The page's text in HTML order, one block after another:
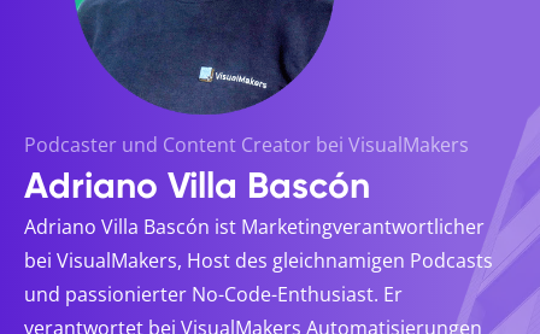
Podcaster und Content Creator bei VisualMakers
Adriano Villa Bascón
Adriano Villa Bascón ist Marketingverantwortlicher
bei VisualMakers, Host des gleichnamigen Podcasts
und passionierter No-Code-Enthusiast. Er
verantwortet bei VisualMakers Automatisierungen